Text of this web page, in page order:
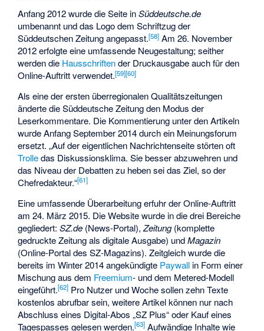
Anfang 2012 wurde die Seite inSüddeutsche.de
umbenannt und das Logo dem Schriftzug der
Süddeutschen Zeitung angepasst.[58] Am 26. November
2012 erfolgte eine umfassende Neugestaltung; seither
werden die Hausschriftender Druckausgabe auch für den
Online-Auftritt verwendet.[59][60]
Als eine der ersten überregionalenQualitätszeitungen
änderte die Süddeutsche Zeitung den Modus der
Leserkommentare. Die Kommentierung unter den Artikeln
wurde Anfang September 2014 durch ein Meinungsforum
ersetzt. „Auf der eigentlichen Nachrichtenseite störten oft
Trolledas Diskussionsklima. Sie besser abzuwehren und
das Niveau der Debatten zu heben sei das Ziel, so der
Chefredakteur.“[61]
Eine umfassende Überarbeitung erfuhr der Online-Auftritt
am 24. März 2015. Die Website wurde in die drei Bereiche
gegliedert:SZ.de (News-Portal),Zeitung(komplette
gedruckte Zeitung als digitale Ausgabe) undMagazin
(Online-Portal des SZ-Magazins). Zeitgleich wurde die
bereits im Winter 2014 angekündigte Paywall in Form einer
Mischung aus dem Freemium- und dem Metered-Modell
eingeführt.[62] Pro Nutzer und Woche sollen zehn Texte
kostenlos abrufbar sein, weitere Artikel können nur nach
Abschluss eines Digital-Abos „SZ Plus“ oder Kauf eines
Tagespasses gelesen werden.[63] Aufwändige Inhalte wie